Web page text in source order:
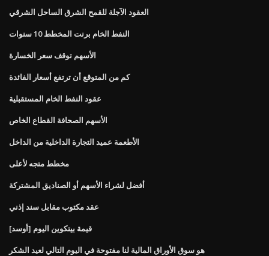
العقود الآجلة للقمح الشرق الساحل الشرقي
النفط الخام برنت المخطط 10 سنوات
الأسهم توقف سعر الخسارة
كم من المتوقع أن ترتفع أسعار الفائدة
عقود النفط الخام المستقبلية
الأسهم الصحافة القطاع الخاص
الأطعمة عميد التجارة الداخلية من الداخل
مخطط متجه لأعلى
أفضل لشراء الأسهم أو الصناديق المشتركة
عقد مكتوب مقابل سند إذني
قيمة بيتكوين اليوم [أوسد]
هو سوق الأوراق المالية لنا مفتوحة في اليوم التالي لعيد الشكر